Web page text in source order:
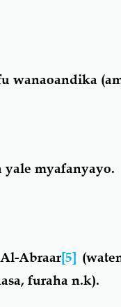
wanaoandika
yale myafanyayo.
Abraar[5]
furaha n.k).